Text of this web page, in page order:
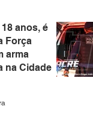
anos, é
Força
arma
na Cidade